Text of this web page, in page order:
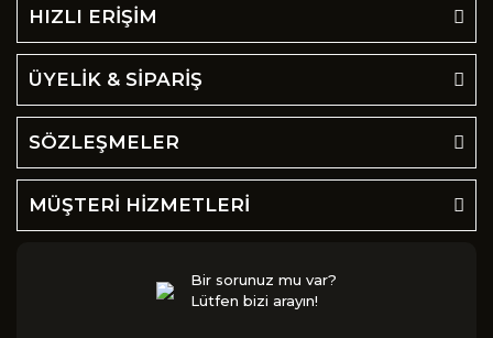
HIZLI ERİŞİM
ÜYELİK & SİPARİŞ
SÖZLEŞMELER
MÜŞTERİ HİZMETLERİ
Bir sorunuz mu var?
Lütfen bizi arayın!